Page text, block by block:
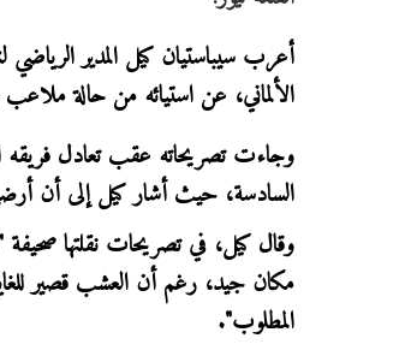
أعرب سيباستيان كيل المدير الرياضي
الألماني، عن استيائه من حالة ملاعب بطولة كأس العالم للأندية
وجاءت تصريحاته عقب تعادل فريقه
السادسة، حيث أشار كيل إلى أن
وقال كيل، في تصريحات نقلتها
مكان جيد، رغم أن العشب قصير
المطلوب".